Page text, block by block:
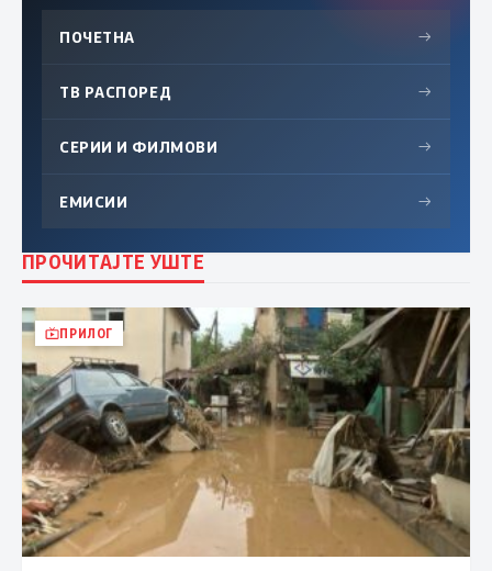
ПОЧЕТНА →
ТВ РАСПОРЕД →
СЕРИИ И ФИЛМОВИ →
ЕМИСИИ →
ПРОЧИТАЈТЕ УШТЕ
ПРИЛОГ